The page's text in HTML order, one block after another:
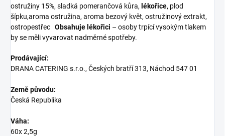
ostružiny 15%, sladká pomerančová kůra, lékořice, plod
šípku,aroma ostružina, aroma bezový květ, ostružinový extrakt,
ostropestřec Obsahuje lékořici – osoby trpící vysokým tlakem
by se měli vyvarovat nadměrné spotřeby.
Prodávající:
DRANA CATERING s.r.o., Českých bratří 313, Náchod 547 01
Země původu:
Česká Republika
Váha:
60x 2,5g